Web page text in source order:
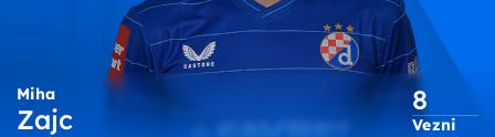
Miha
Zajc
8
Vezni